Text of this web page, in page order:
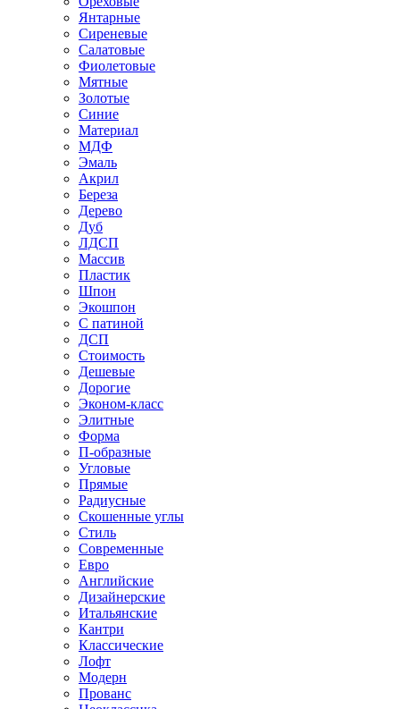
Янтарные
Сиреневые
Салатовые
Фиолетовые
Мятные
Золотые
Синие
Материал
МДФ
Эмаль
Акрил
Береза
Дерево
Дуб
ЛДСП
Массив
Пластик
Шпон
Экошпон
С патиной
ДСП
Стоимость
Дешевые
Дорогие
Эконом-класс
Элитные
Форма
П-образные
Угловые
Прямые
Радиусные
Скошенные углы
Стиль
Современные
Евро
Английские
Дизайнерские
Итальянские
Кантри
Классические
Лофт
Модерн
Прованс